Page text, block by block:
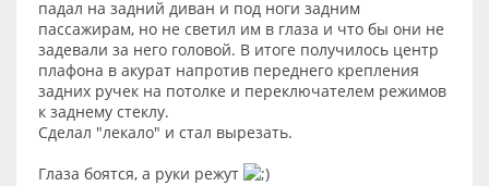
падал на задний диван и под ноги задним
пассажирам, но не светил им в глаза и что бы они не
задевали за него головой. В итоге получилось центр
плафона в акурат напротив переднего крепления
задних ручек на потолке и переключателем режимов
к заднему стеклу.
Сделал "лекало" и стал вырезать.
Глаза боятся, а руки режут